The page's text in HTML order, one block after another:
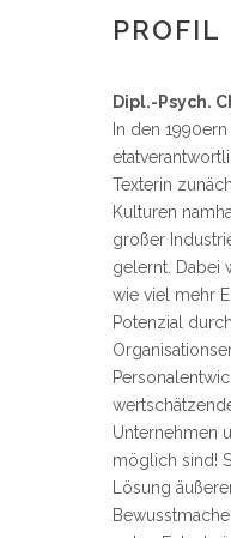
PROFIL
Dipl.-Psych.
In den
Texterin
Kulturen
großer
gelernt. Dabei
wie viel mehr
Potenzial
Unternehmen
möglich sind!
Lösung